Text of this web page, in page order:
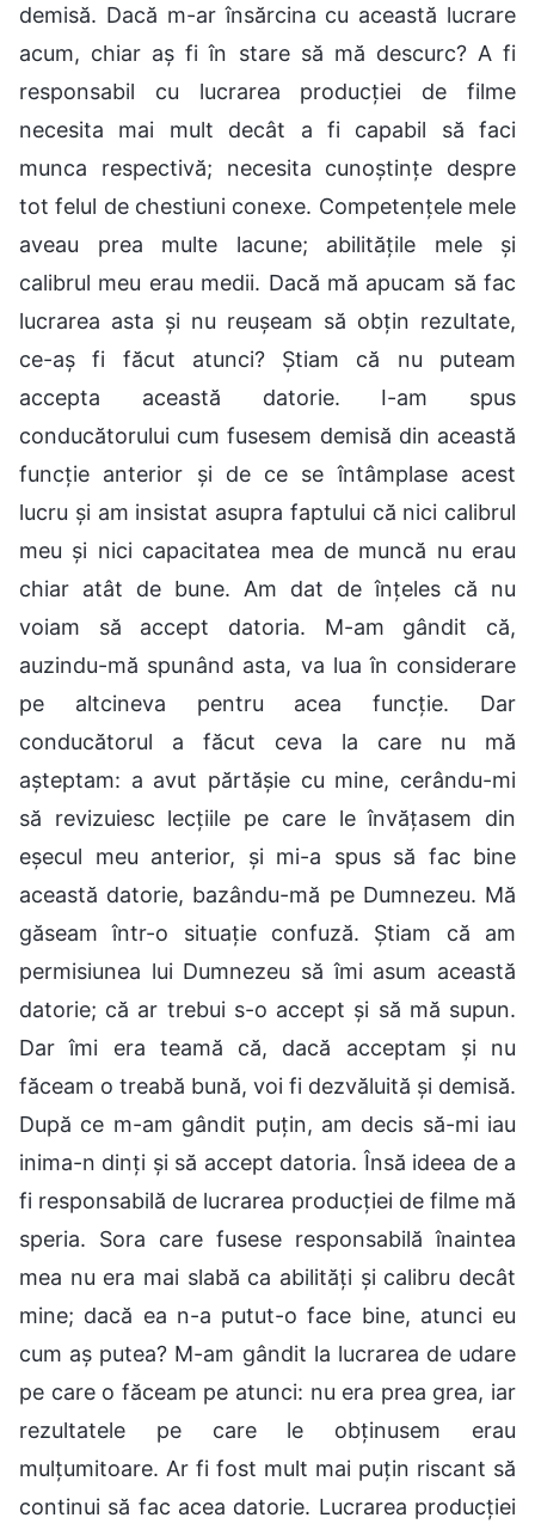
demisă. Dacă m-ar însărcina cu această lucrare
acum, chiar aș fi în stare să mă descurc? A fi
responsabil cu lucrarea producției de filme
necesita mai mult decât a fi capabil să faci
munca respectivă; necesita cunoștințe despre
tot felul de chestiuni conexe. Competențele mele
aveau prea multe lacune; abilitățile mele și
calibrul meu erau medii. Dacă mă apucam să fac
lucrarea asta și nu reușeam să obțin rezultate,
ce-aș fi făcut atunci? Știam că nu puteam
accepta această datorie. I-am spus
conducătorului cum fusesem demisă din această
funcție anterior și de ce se întâmplase acest
lucru și am insistat asupra faptului că nici calibrul
meu și nici capacitatea mea de muncă nu erau
chiar atât de bune. Am dat de înțeles că nu
voiam să accept datoria. M-am gândit că,
auzindu-mă spunând asta, va lua în considerare
pe altcineva pentru acea funcție. Dar
conducătorul a făcut ceva la care nu mă
așteptam: a avut părtășie cu mine, cerându-mi
să revizuiesc lecțiile pe care le învățasem din
eșecul meu anterior, și mi-a spus să fac bine
această datorie, bazându-mă pe Dumnezeu. Mă
găseam într-o situație confuză. Știam că am
permisiunea lui Dumnezeu să îmi asum această
datorie; că ar trebui s-o accept și să mă supun.
Dar îmi era teamă că, dacă acceptam și nu
făceam o treabă bună, voi fi dezvăluită și demisă.
După ce m-am gândit puțin, am decis să-mi iau
inima-n dinți și să accept datoria. Însă ideea de a
fi responsabilă de lucrarea producției de filme mă
speria. Sora care fusese responsabilă înaintea
mea nu era mai slabă ca abilități și calibru decât
mine; dacă ea n-a putut-o face bine, atunci eu
cum aș putea? M-am gândit la lucrarea de udare
pe care o făceam pe atunci: nu era prea grea, iar
rezultatele pe care le obținusem erau
mulțumitoare. Ar fi fost mult mai puțin riscant să
continui să fac acea datorie. Lucrarea producției